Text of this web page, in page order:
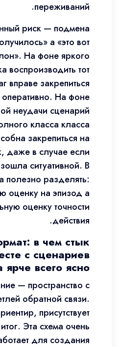
переживаний.
риск — подмена
а «это вот
На фоне яркого
воспроизводить тот
вправе закрепиться
На фоне
неудачи сценарий
класса класса
закрепиться на
даже в случае если
ситуативной. В
полезно разделять:
оценку на эпизод а
оценку точности
действия.
в чем стык
с сценариев
ярче всего ясно
— пространство с
обратной связи.
присутствует
Эта схема очень
для создания